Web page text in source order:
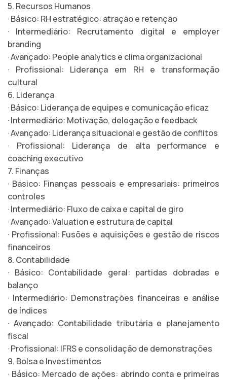
5. Recursos Humanos
· Básico: RH estratégico: atração e retenção
· Intermediário: Recrutamento digital e employer
branding
· Avançado: People analytics e clima organizacional
· Profissional: Liderança em RH e transformação
cultural
6. Liderança
· Básico: Liderança de equipes e comunicação eficaz
· Intermediário: Motivação, delegação e feedback
· Avançado: Liderança situacional e gestão de conflitos
· Profissional: Liderança de alta performance e
coaching executivo
7. Finanças
· Básico: Finanças pessoais e empresariais: primeiros
controles
· Intermediário: Fluxo de caixa e capital de giro
· Avançado: Valuation e estrutura de capital
· Profissional: Fusões e aquisições e gestão de riscos
financeiros
8. Contabilidade
· Básico: Contabilidade geral: partidas dobradas e
balanço
· Intermediário: Demonstrações financeiras e análise
de índices
· Avançado: Contabilidade tributária e planejamento
fiscal
· Profissional: IFRS e consolidação de demonstrações
9. Bolsa e Investimentos
· Básico: Mercado de ações: abrindo conta e primeiras